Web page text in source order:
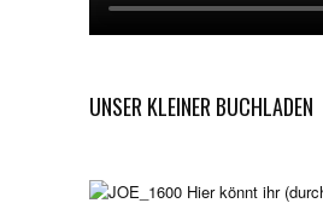
UNSER KLEINER BUCHLADEN
Hier könnt ihr